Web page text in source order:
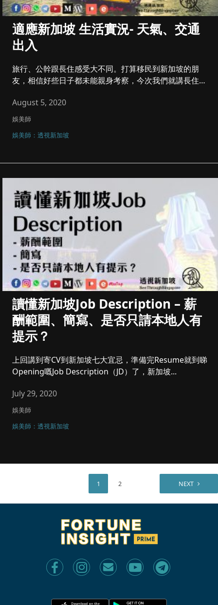
適應新加坡 生活實況- 天氣、交通
出入
旅行、公幹跟長住感受大不同。打算移民到新加坡的朋
友，相信好些日子都未能親身考察，今次我們就講長住新
August 5, 2020
娛美師
娛美師：透視新加坡
讀懂新加坡Job Description – 薪
酬範圍、簡寫、是否只請本地人有
提示？
上回講到寄CV到新加坡七大宜忌，準備完Resume就到睇
Opening嘅Job Description（JD）了，新加坡...
July 29, 2020
娛美師
娛美師：透視新加坡
1 2 NEXT